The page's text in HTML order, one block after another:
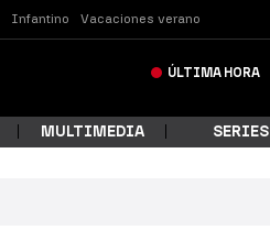
Infantino Vacaciones verano
ÚLTIMA HORA
MULTIMEDIA SERIES